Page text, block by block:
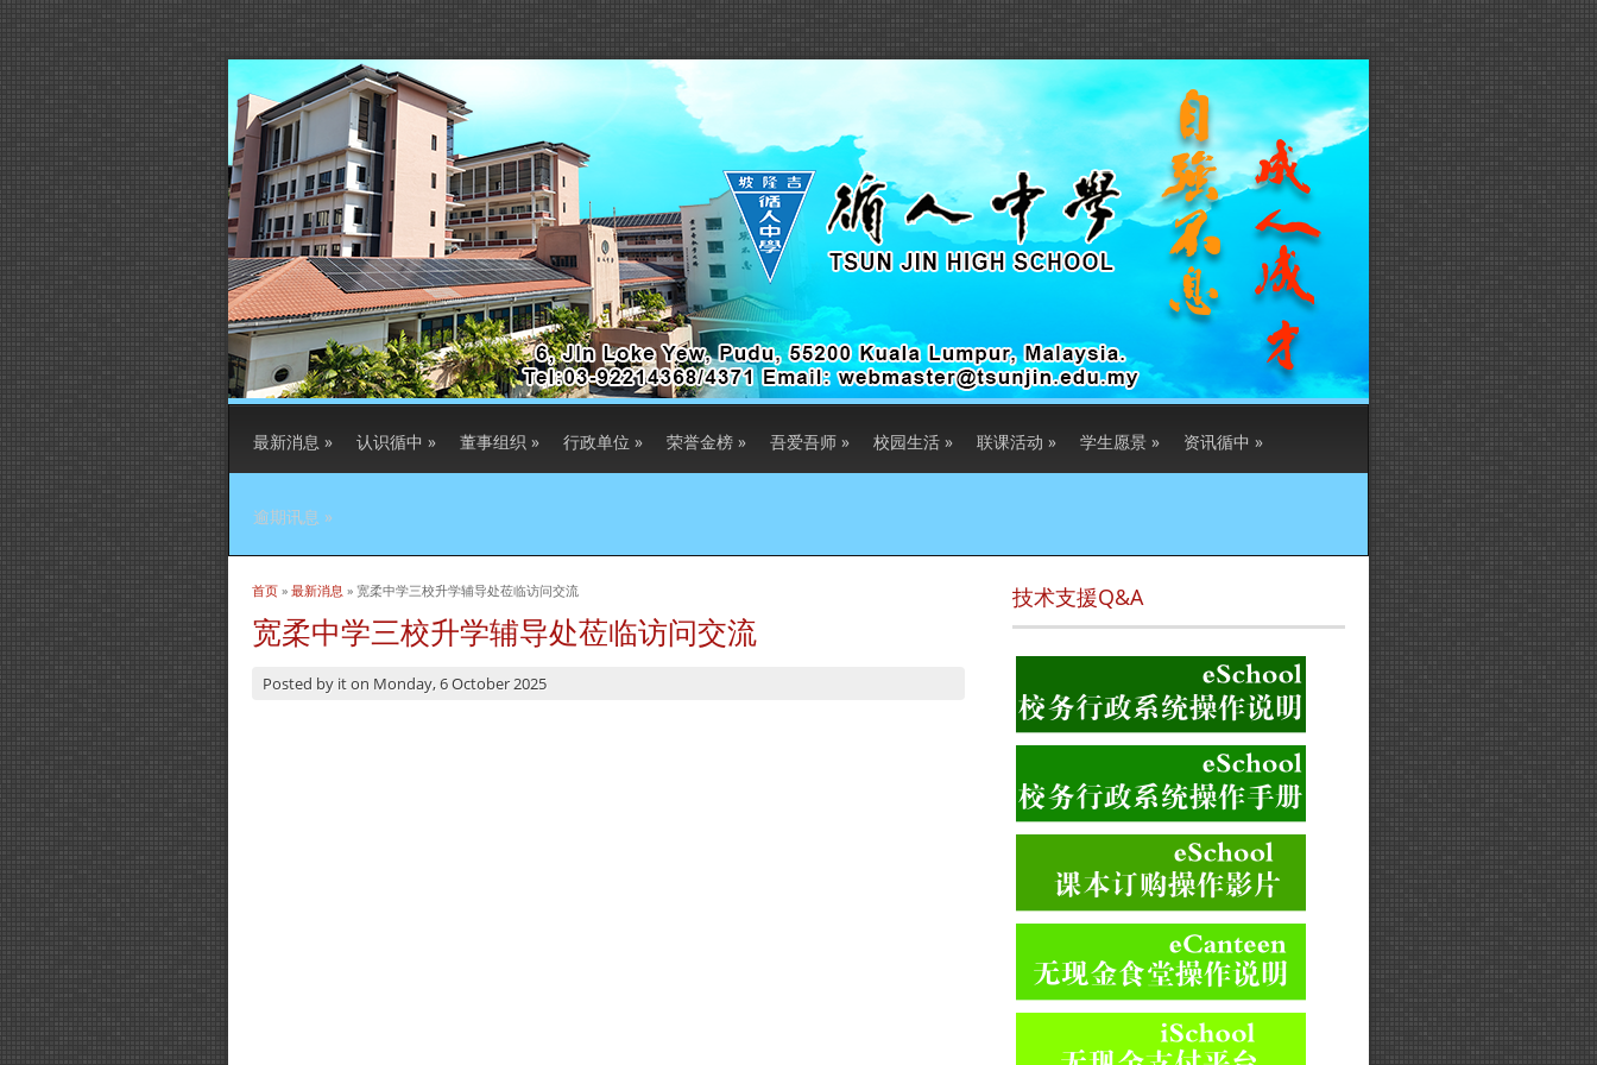
最新消息 » 认识循中 » 董事组织 » 行政单位 » 荣誉金榜 » 吾爱吾师 » 校园生活 » 联课活动 » 学生愿景 » 资讯循中 »
逾期讯息 »
当前位置
首页 » 最新消息 » 宽柔中学三校升学辅导处莅临访问交流
宽柔中学三校升学辅导处莅临访问交流
Posted by iton Monday, 6 October 2025
技术支援Q&A